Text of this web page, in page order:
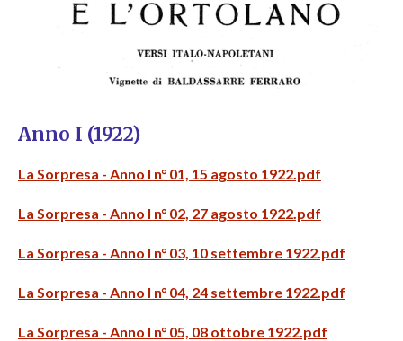
Anno I (1922)
La Sorpresa - Anno I n° 01, 15 agosto 1922.pdf
La Sorpresa - Anno I n° 02, 27 agosto 1922.pdf
La Sorpresa - Anno I n° 03, 10 settembre 1922.pdf
La Sorpresa - Anno I n° 04, 24 settembre 1922.pdf
La Sorpresa - Anno I n° 05, 08 ottobre 1922.pdf